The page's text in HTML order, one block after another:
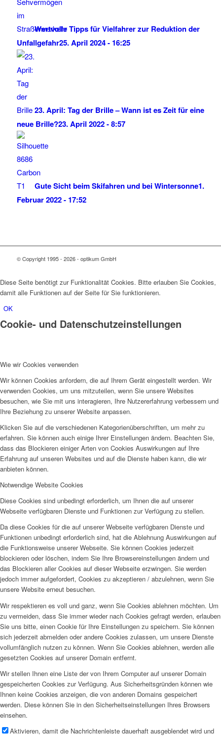
Wertvolle Tipps für Vielfahrer zur Reduktion der
Unfallgefahr25. April 2024 - 16:25
23. April: Tag der Brille – Wann ist es Zeit für eine
neue Brille?23. April 2022 - 8:57
Gute Sicht beim Skifahren und bei Wintersonne1.
Februar 2022 - 17:52
© Copyright 1995 - 2026 - optikum GmbH
Diese Seite benötigt zur Funktionalität Cookies. Bitte erlauben Sie Cookies,
damit alle Funktionen auf der Seite für Sie funktionieren.
OK
Cookie- und Datenschutzeinstellungen
Wie wir Cookies verwenden
Wir können Cookies anfordern, die auf Ihrem Gerät eingestellt werden. Wir
verwenden Cookies, um uns mitzuteilen, wenn Sie unsere Websites
besuchen, wie Sie mit uns interagieren, Ihre Nutzererfahrung verbessern und
Ihre Beziehung zu unserer Website anpassen.
Klicken Sie auf die verschiedenen Kategorienüberschriften, um mehr zu
erfahren. Sie können auch einige Ihrer Einstellungen ändern. Beachten Sie,
dass das Blockieren einiger Arten von Cookies Auswirkungen auf Ihre
Erfahrung auf unseren Websites und auf die Dienste haben kann, die wir
anbieten können.
Notwendige Website Cookies
Diese Cookies sind unbedingt erforderlich, um Ihnen die auf unserer
Webseite verfügbaren Dienste und Funktionen zur Verfügung zu stellen.
Da diese Cookies für die auf unserer Webseite verfügbaren Dienste und
Funktionen unbedingt erforderlich sind, hat die Ablehnung Auswirkungen auf
die Funktionsweise unserer Webseite. Sie können Cookies jederzeit
blockieren oder löschen, indem Sie Ihre Browsereinstellungen ändern und
das Blockieren aller Cookies auf dieser Webseite erzwingen. Sie werden
jedoch immer aufgefordert, Cookies zu akzeptieren / abzulehnen, wenn Sie
unsere Website erneut besuchen.
Wir respektieren es voll und ganz, wenn Sie Cookies ablehnen möchten. Um
zu vermeiden, dass Sie immer wieder nach Cookies gefragt werden, erlauben
Sie uns bitte, einen Cookie für Ihre Einstellungen zu speichern. Sie können
sich jederzeit abmelden oder andere Cookies zulassen, um unsere Dienste
vollumfänglich nutzen zu können. Wenn Sie Cookies ablehnen, werden alle
gesetzten Cookies auf unserer Domain entfernt.
Wir stellen Ihnen eine Liste der von Ihrem Computer auf unserer Domain
gespeicherten Cookies zur Verfügung. Aus Sicherheitsgründen können wie
Ihnen keine Cookies anzeigen, die von anderen Domains gespeichert
werden. Diese können Sie in den Sicherheitseinstellungen Ihres Browsers
einsehen.
Aktivieren, damit die Nachrichtenleiste dauerhaft ausgeblendet wird und